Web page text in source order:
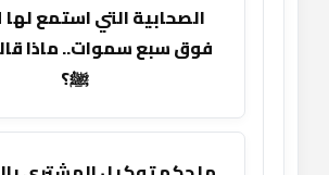
الصحابية التي استمع لها
فوق سبع سموات.. ماذا
ﷺ؟